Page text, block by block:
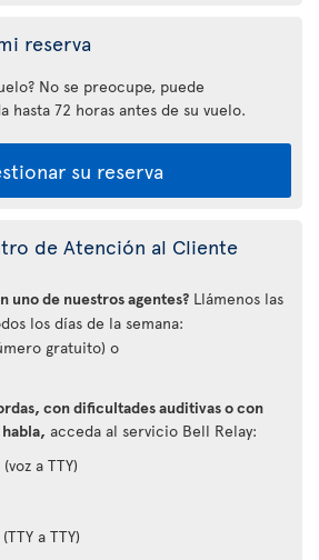
reserva
No se preocupe, puede
hasta 72 horas antes de su vuelo.
su reserva
de Atención al Cliente
uno de nuestros agentes? Llámenos las
los días de la semana:
gratuito) o
con dificultades auditivas o con
acceda al servicio Bell Relay:
(voz a TTY)
(TTY a TTY)